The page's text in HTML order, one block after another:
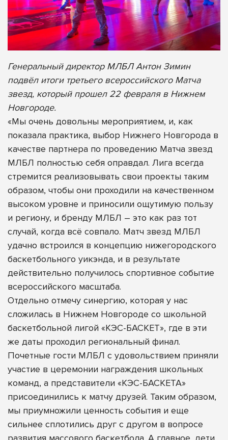
Генеральный директор МЛБЛ Антон Зимин
подвёл итоги третьего всероссийского Матча
звезд, который прошел 22 февраля в Нижнем
Новгороде.
«Мы очень довольны мероприятием, и, как
показала практика, выбор Нижнего Новгорода в
качестве партнера по проведению Матча звезд
МЛБЛ полностью себя оправдал. Лига всегда
стремится реализовывать свои проекты таким
образом, чтобы они проходили на качественном
высоком уровне и приносили ощутимую пользу
и региону, и бренду МЛБЛ – это как раз тот
случай, когда всё совпало. Матч звезд МЛБЛ
удачно встроился в концепцию нижегородского
баскетбольного уикэнда, и в результате
действительно получилось спортивное событие
всероссийского масштаба.
Отдельно отмечу синергию, которая у нас
сложилась в Нижнем Новгороде со школьной
баскетбольной лигой «КЭС-БАСКЕТ», где в эти
же даты проходил региональный финал.
Почетные гости МЛБЛ с удовольствием приняли
участие в церемонии награждения школьных
команд, а представители «КЭС-БАСКЕТА»
присоединились к матчу друзей. Таким образом,
мы приумножили ценность события и еще
сильнее сплотились друг с другом в вопросе